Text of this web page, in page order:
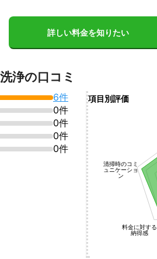
詳しい料金を知りたい
浄の口コミ
6件
0件
0件
0件
0件
項目別評価
料金に対する
納得感
清掃時のコミ
ュニケーショ
ン